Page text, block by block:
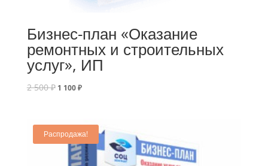
Бизнес-план «Оказание
ремонтных и строительных
услуг», ИП
2 500₽ 1 100₽
Распродажа!